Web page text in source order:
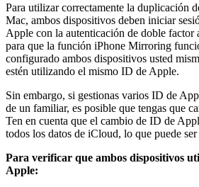
Para utilizar correctamente la duplicación
Mac, ambos dispositivos deben iniciar
Apple con la autenticación de doble factor
para que la función iPhone Mirroring
configurado ambos dispositivos usted
estén utilizando el mismo ID de Apple.
Sin embargo, si gestionas varios ID de
de un familiar, es posible que tengas que
Ten en cuenta que el cambio de ID de
todos los datos de iCloud, lo que puede
Para verificar que ambos dispositivos
Apple: